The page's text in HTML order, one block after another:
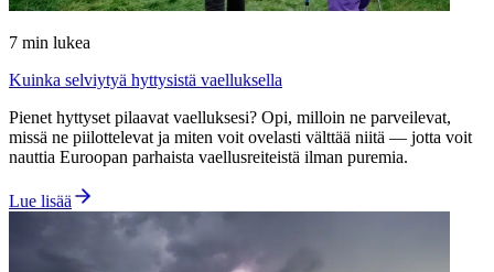
7 min lukea
Kuinka selviytyä hyttysistä vaelluksella
Pienet hyttyset pilaavat vaelluksesi? Opi, milloin ne parveilevat,
missä ne piilottelevat ja miten voit ovelasti välttää niitä — jotta voit
nauttia Euroopan parhaista vaellusreiteistä ilman puremia.
Lue lisää